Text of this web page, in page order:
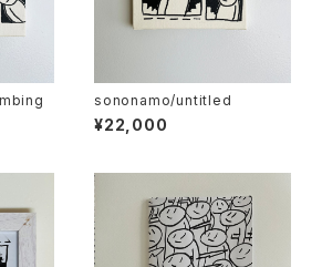
sononamo/untitled
¥22,000